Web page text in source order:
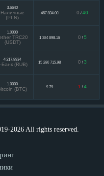
3.6640
Наличные
(PLN)
467 834.00 0 / 40
1.0000
TRC20
(USDT)
1 384 898.16 0 / 5
4 217.8934
Банк (RUB) 15 280 715.98 0 / 3
1.0000
(BTC) 9.79 1 / 4
2026 All rights reserved.